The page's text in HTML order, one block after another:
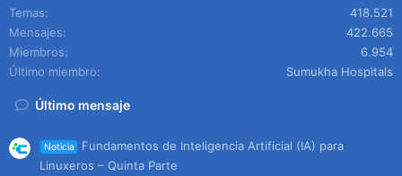
Temas
418.521
Mensajes
422.665
Miembros
6.954
Último miembro
Sumukha Hospitals
Último mensaje
Noticia
Fundamentos de Inteligencia Artificial (IA) para
Linuxeros – Quinta Parte